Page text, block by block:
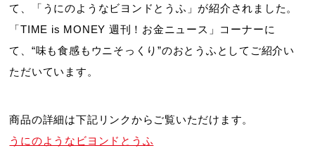
て、「うにのようなビヨンドとうふ」が紹介されました。
「TIME is MONEY 週刊！お金ニュース」コーナーに
て、“味も食感もウニそっくり”のおとうふとしてご紹介い
ただいています。
商品の詳細は下記リンクからご覧いただけます。
うにのようなビヨンドとうふ